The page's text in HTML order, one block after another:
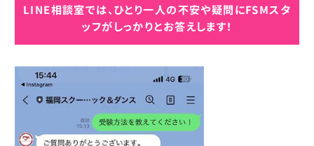
LINE相談室では、ひとり一人の不安や疑問にFSMスタ
ッフがしっかりとお答えします！